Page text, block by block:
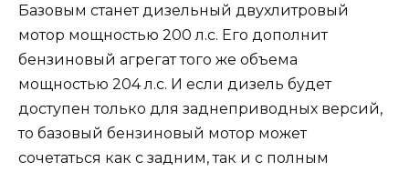
Базовым станет дизельный двухлитровый
мотор мощностью 200 л.с. Его дополнит
бензиновый агрегат того же объема
мощностью 204 л.с. И если дизель будет
доступен только для заднеприводных версий,
то базовый бензиновый мотор может
сочетаться как с задним, так и с полным